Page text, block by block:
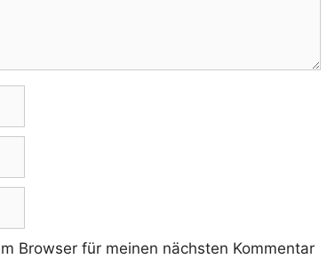
Browser für meinen nächsten Kommentar